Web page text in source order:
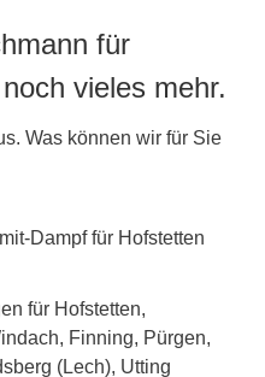
für
vieles mehr.
Was können wir für Sie